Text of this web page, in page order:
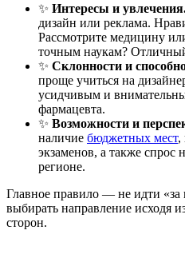
✨ Интересы и
дизайн или реклама.
Рассмотрите медицину
точным наукам?
✨ Склонности и
проще учиться на
усидчивым и
фармацевта.
✨ Возможности и
наличие бюджетных мест,
экзаменов, а также
регионе.
Главное правило — не идти
выбирать направление исходя
сторон.